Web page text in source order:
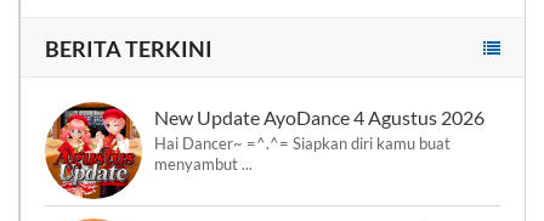
BERITA TERKINI
New Update AyoDance 4 Agustus 2026
Hai Dancer~ =^.^= Siapkan diri kamu buat
menyambut ...